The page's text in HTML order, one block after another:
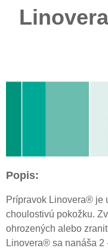
Popis:
Prípravok Linovera® je
choulostivú pokožku.
ohrozených alebo
Linovera® sa nanáša 2